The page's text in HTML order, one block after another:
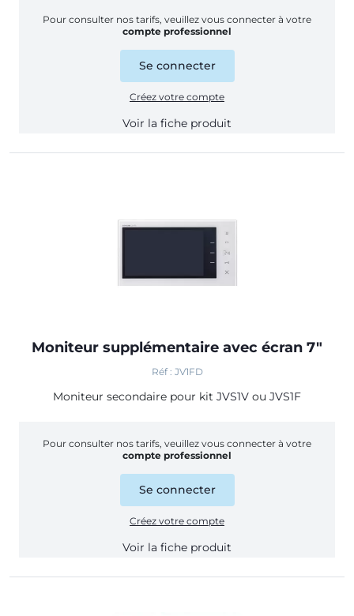
Pour consulter nos tarifs, veuillez vous connecter à votre
compte professionnel
Se connecter
Créez votre compte
Voir la fiche produit
Moniteur supplémentaire avec écran 7"
Réf : JV1FD
Moniteur secondaire pour kit JVS1V ou JVS1F
Pour consulter nos tarifs, veuillez vous connecter à votre
compte professionnel
Se connecter
Créez votre compte
Voir la fiche produit